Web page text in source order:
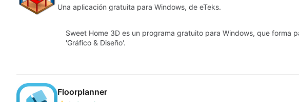
Una aplicación gratuita para Windows, de eTeks.
Sweet Home 3D es un programa gratuito para Windows, que forma
'Gráfico & Diseño'.
Floorplanner